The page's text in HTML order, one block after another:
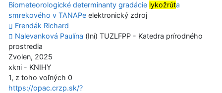
Biometeorologické determinanty gradácie lykožrúta
smrekového v TANAPe elektronický zdroj
Frendák Richard
Nalevanková Paulína (Iní) TUZLFPP - Katedra prírodného
prostredia
Zvolen, 2025
xkni - KNIHY
1, z toho voľných 0
https://opac.crzp.sk/?